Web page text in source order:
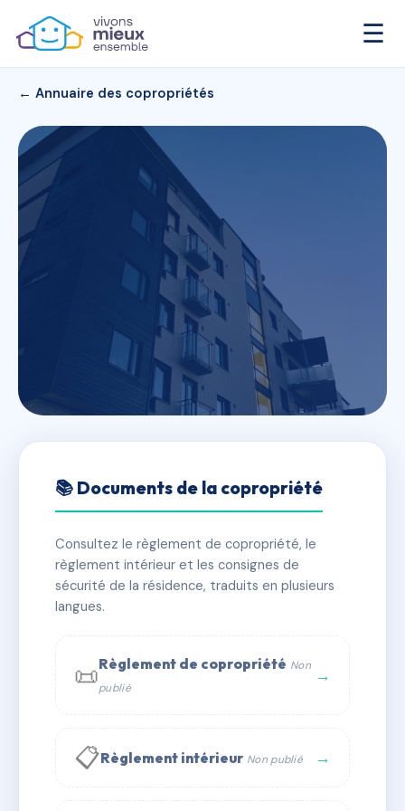
☰
← Annuaire des copropriétés
SDC 7 RUE DE LA SOURCE -
NANCY
📍 7 r de la source 54000 Nancy
✓ Immatriculée 🏠 8 lots 🏗 1 bâtiment(s)
📞 Contacter Syndic Digital 💬 WhatsApp
✉ Email
📚 Documents de la copropriété
Consultez le règlement de copropriété, le
règlement intérieur et les consignes de
sécurité de la résidence, traduits en plusieurs
langues.
📜Règlement de copropriété Non
publié
→
📋Règlement intérieur Non publié →